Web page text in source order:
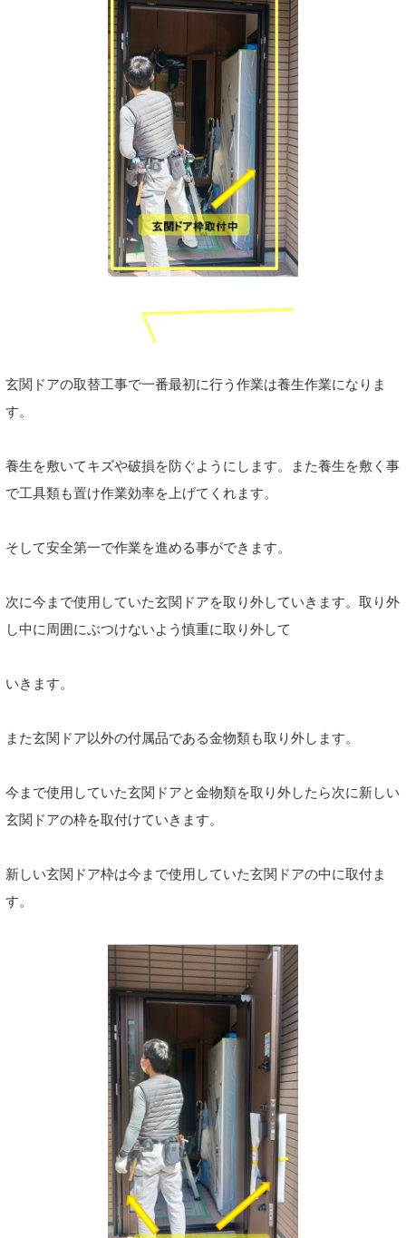
玄関ドアの取替工事で一番最初に行う作業は養生作業になりま
す。
養生を敷いてキズや破損を防ぐようにします。また養生を敷く事
で工具類も置け作業効率を上げてくれます。
そして安全第一で作業を進める事ができます。
次に今まで使用していた玄関ドアを取り外していきます。取り外
し中に周囲にぶつけないよう慎重に取り外して
いきます。
また玄関ドア以外の付属品である金物類も取り外します。
今まで使用していた玄関ドアと金物類を取り外したら次に新しい
玄関ドアの枠を取付けていきます。
新しい玄関ドア枠は今まで使用していた玄関ドアの中に取付ま
す。